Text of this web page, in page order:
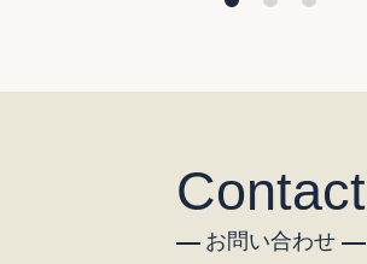
Contact
お問い合わせ